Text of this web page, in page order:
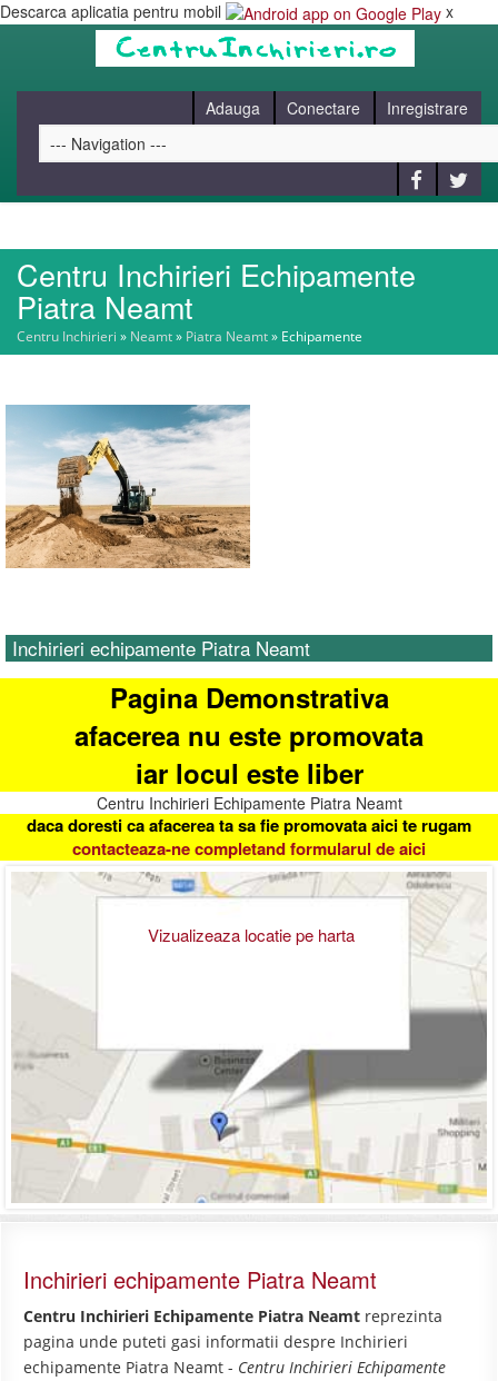
Descarca aplicatia pentru mobil x
Adauga Conectare Inregistrare
HOME
CAUT
CONTACT
Centru Inchirieri Echipamente
Piatra Neamt
Centru Inchirieri » Neamt» Piatra Neamt» Echipamente
Inchirieri echipamente Piatra Neamt
Pagina Demonstrativa
afacerea nu este promovata
iar locul este liber
Centru Inchirieri Echipamente Piatra Neamt
daca doresti ca afacerea ta sa fie promovata aici te rugam
contacteaza-ne completand formularul de aici
Vizualizeaza locatie pe harta
Inchirieri echipamente Piatra Neamt
Centru Inchirieri Echipamente Piatra Neamt reprezinta
pagina unde puteti gasi informatii despre Inchirieri
echipamente Piatra Neamt - Centru Inchirieri Echipamente